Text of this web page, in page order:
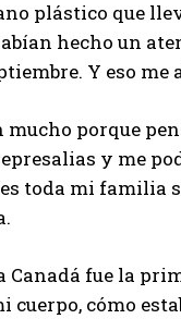
plástico que
hecho un
Y eso me
mucho porque
y me
toda mi familia
Canadá fue la
cuerpo, cómo